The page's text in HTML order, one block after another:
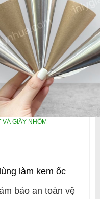
VÀ GIẤY NHÔM
làm kem ốc
bảo an toàn vệ